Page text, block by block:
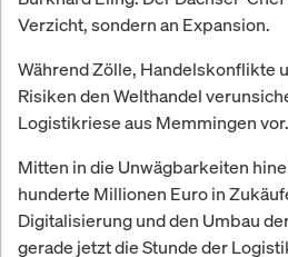
Verzicht, sondern an Expansion.
Während Zölle, Handelskonflikte
Risiken den Welthandel
Logistikriese aus Memmingen vor.
Mitten in die Unwägbarkeiten
hunderte Millionen Euro in
Digitalisierung und den Umbau
gerade jetzt die Stunde der